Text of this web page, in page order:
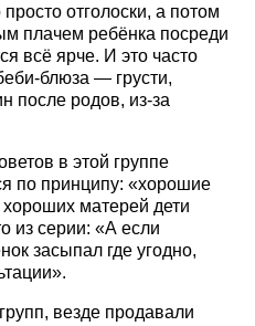
отголоски, а потом
плачем ребёнка посреди
всё ярче. И это часто
блюза — грусти,
после родов, из-за
в этой группе
по принципу: «хорошие
матерей дети
из серии: «А если
засыпал где угодно,
везде продавали